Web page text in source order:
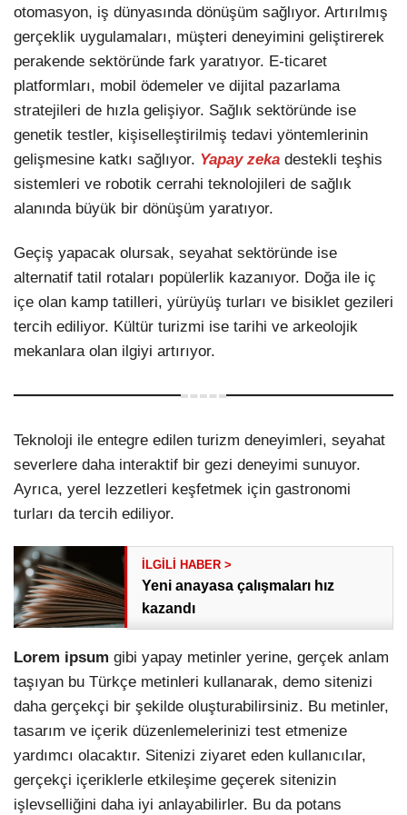
otomasyon, iş dünyasında dönüşüm sağlıyor. Artırılmış
gerçeklik uygulamaları, müşteri deneyimini geliştirerek
perakende sektöründe fark yaratıyor. E-ticaret
platformları, mobil ödemeler ve dijital pazarlama
stratejileri de hızla gelişiyor. Sağlık sektöründe ise
genetik testler, kişiselleştirilmiş tedavi yöntemlerinin
gelişmesine katkı sağlıyor. Yapay zeka destekli teşhis
sistemleri ve robotik cerrahi teknolojileri de sağlık
alanında büyük bir dönüşüm yaratıyor.
Geçiş yapacak olursak, seyahat sektöründe ise
alternatif tatil rotaları popülerlik kazanıyor. Doğa ile iç
içe olan kamp tatilleri, yürüyüş turları ve bisiklet gezileri
tercih ediliyor. Kültür turizmi ise tarihi ve arkeolojik
mekanlara olan ilgiyi artırıyor.
Teknoloji ile entegre edilen turizm deneyimleri, seyahat
severlere daha interaktif bir gezi deneyimi sunuyor.
Ayrıca, yerel lezzetleri keşfetmek için gastronomi
turları da tercih ediliyor.
Yeni anayasa çalışmaları hız
kazandı
Lorem ipsum gibi yapay metinler yerine, gerçek anlam
taşıyan bu Türkçe metinleri kullanarak, demo sitenizi
daha gerçekçi bir şekilde oluşturabilirsiniz. Bu metinler,
tasarım ve içerik düzenlemelerinizi test etmenize
yardımcı olacaktır. Sitenizi ziyaret eden kullanıcılar,
gerçekçi içeriklerle etkileşime geçerek sitenizin
işlevselliğini daha iyi anlayabilirler. Bu da potans